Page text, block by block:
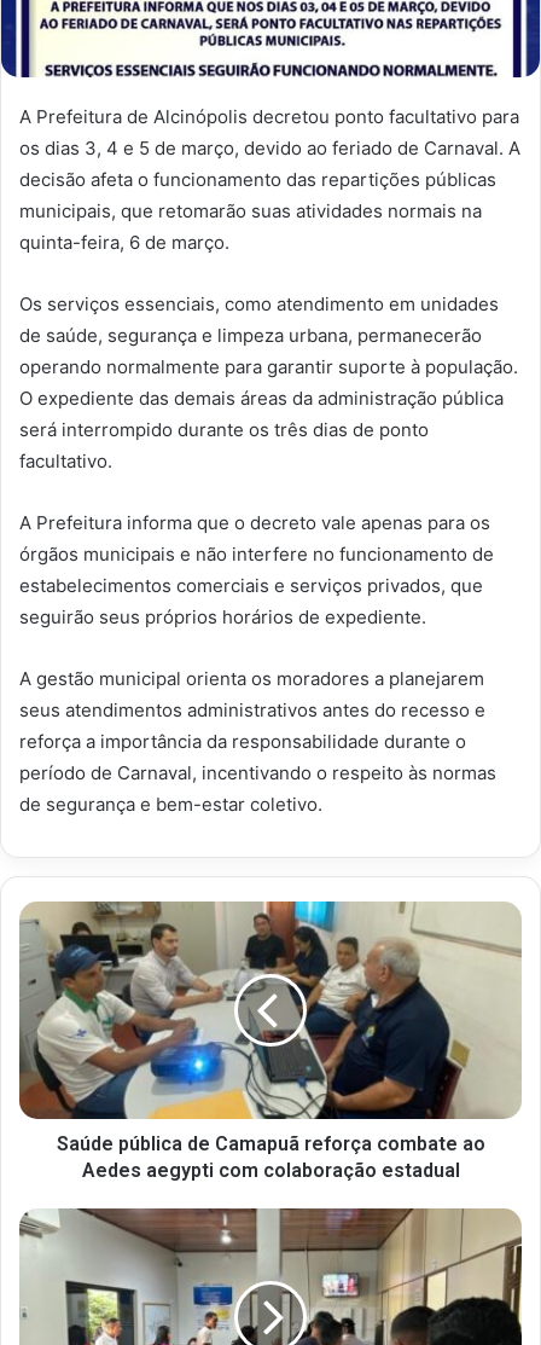
A Prefeitura de Alcinópolis decretou ponto facultativo para
os dias 3, 4 e 5 de março, devido ao feriado de Carnaval. A
decisão afeta o funcionamento das repartições públicas
municipais, que retomarão suas atividades normais na
quinta-feira, 6 de março.
Os serviços essenciais, como atendimento em unidades
de saúde, segurança e limpeza urbana, permanecerão
operando normalmente para garantir suporte à população.
O expediente das demais áreas da administração pública
será interrompido durante os três dias de ponto
facultativo.
A Prefeitura informa que o decreto vale apenas para os
órgãos municipais e não interfere no funcionamento de
estabelecimentos comerciais e serviços privados, que
seguirão seus próprios horários de expediente.
A gestão municipal orienta os moradores a planejarem
seus atendimentos administrativos antes do recesso e
reforça a importância da responsabilidade durante o
período de Carnaval, incentivando o respeito às normas
de segurança e bem-estar coletivo.
Saúde pública de Camapuã reforça combate ao
Aedes aegypti com colaboração estadual